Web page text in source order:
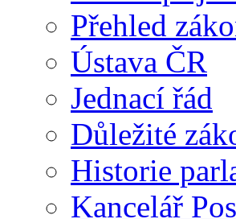
Přehled
Ústava ČR
Jednací řád
Důležité
Historie
Kancelář